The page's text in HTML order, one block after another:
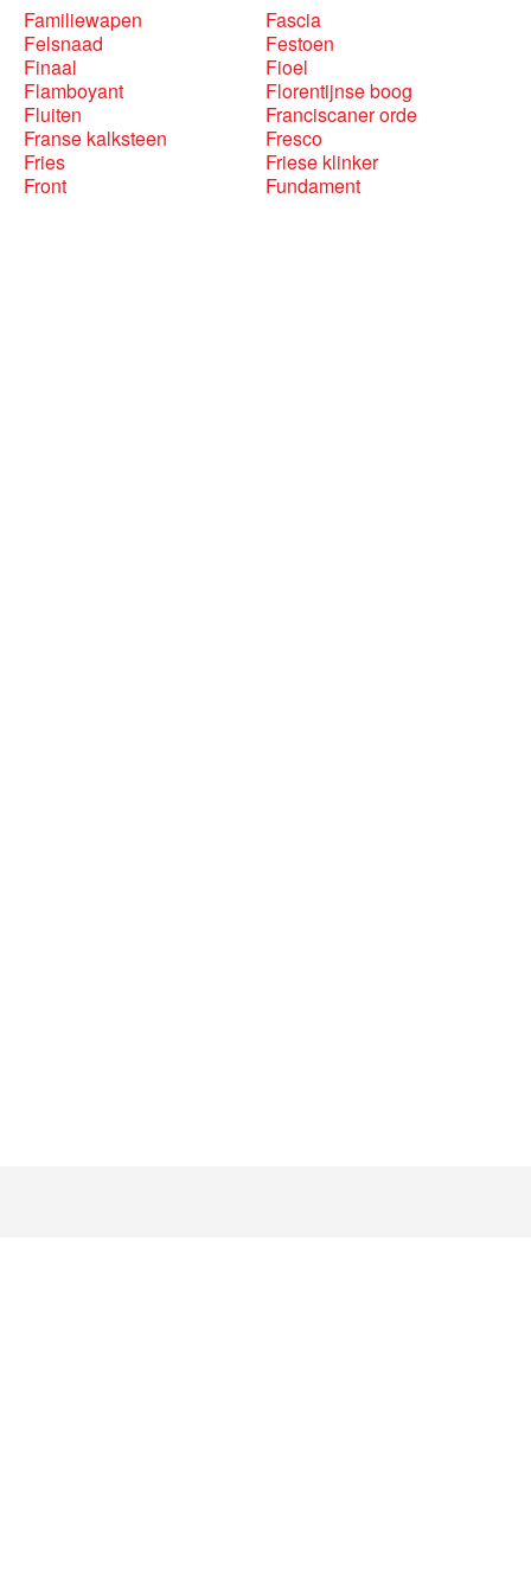
Familiewapen
Fascia
Felsnaad
Festoen
Finaal
Fioel
Flamboyant
Florentijnse boog
Fluiten
Franciscaner orde
Franse kalksteen
Fresco
Fries
Friese klinker
Front
Fundament